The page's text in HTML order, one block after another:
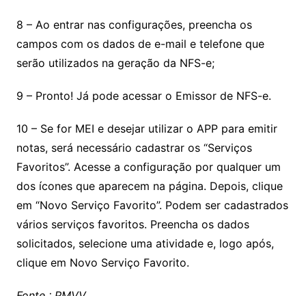
8 – Ao entrar nas configurações, preencha os
campos com os dados de e-mail e telefone que
serão utilizados na geração da NFS-e;
9 – Pronto! Já pode acessar o Emissor de NFS-e.
10 – Se for MEI e desejar utilizar o APP para emitir
notas, será necessário cadastrar os “Serviços
Favoritos”. Acesse a configuração por qualquer um
dos ícones que aparecem na página. Depois, clique
em “Novo Serviço Favorito”. Podem ser cadastrados
vários serviços favoritos. Preencha os dados
solicitados, selecione uma atividade e, logo após,
clique em Novo Serviço Favorito.